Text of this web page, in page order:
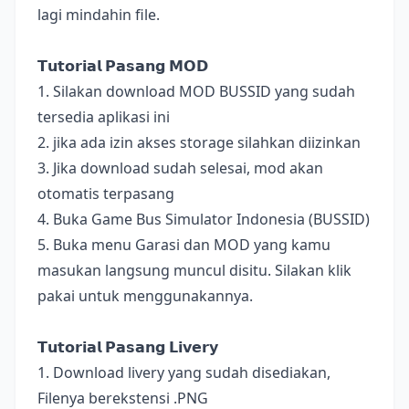
lagi mindahin file.
𝗧𝘂𝘁𝗼𝗿𝗶𝗮𝗹 𝗣𝗮𝘀𝗮𝗻𝗴 𝗠𝗢𝗗
1. Silakan download MOD BUSSID yang sudah
tersedia aplikasi ini
2. jika ada izin akses storage silahkan diizinkan
3. Jika download sudah selesai, mod akan
otomatis terpasang
4. Buka Game Bus Simulator Indonesia (BUSSID)
5. Buka menu Garasi dan MOD yang kamu
masukan langsung muncul disitu. Silakan klik
pakai untuk menggunakannya.
𝗧𝘂𝘁𝗼𝗿𝗶𝗮𝗹 𝗣𝗮𝘀𝗮𝗻𝗴 𝗟𝗶𝘃𝗲𝗿𝘆
1. Download livery yang sudah disediakan,
Filenya berekstensi .PNG